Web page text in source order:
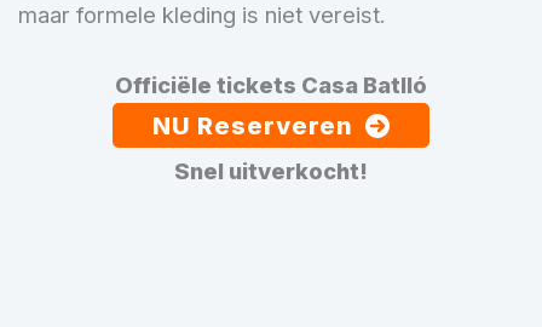
maar formele kleding is niet vereist.
Officiële tickets Casa Batlló
NU Reserveren
Snel uitverkocht!